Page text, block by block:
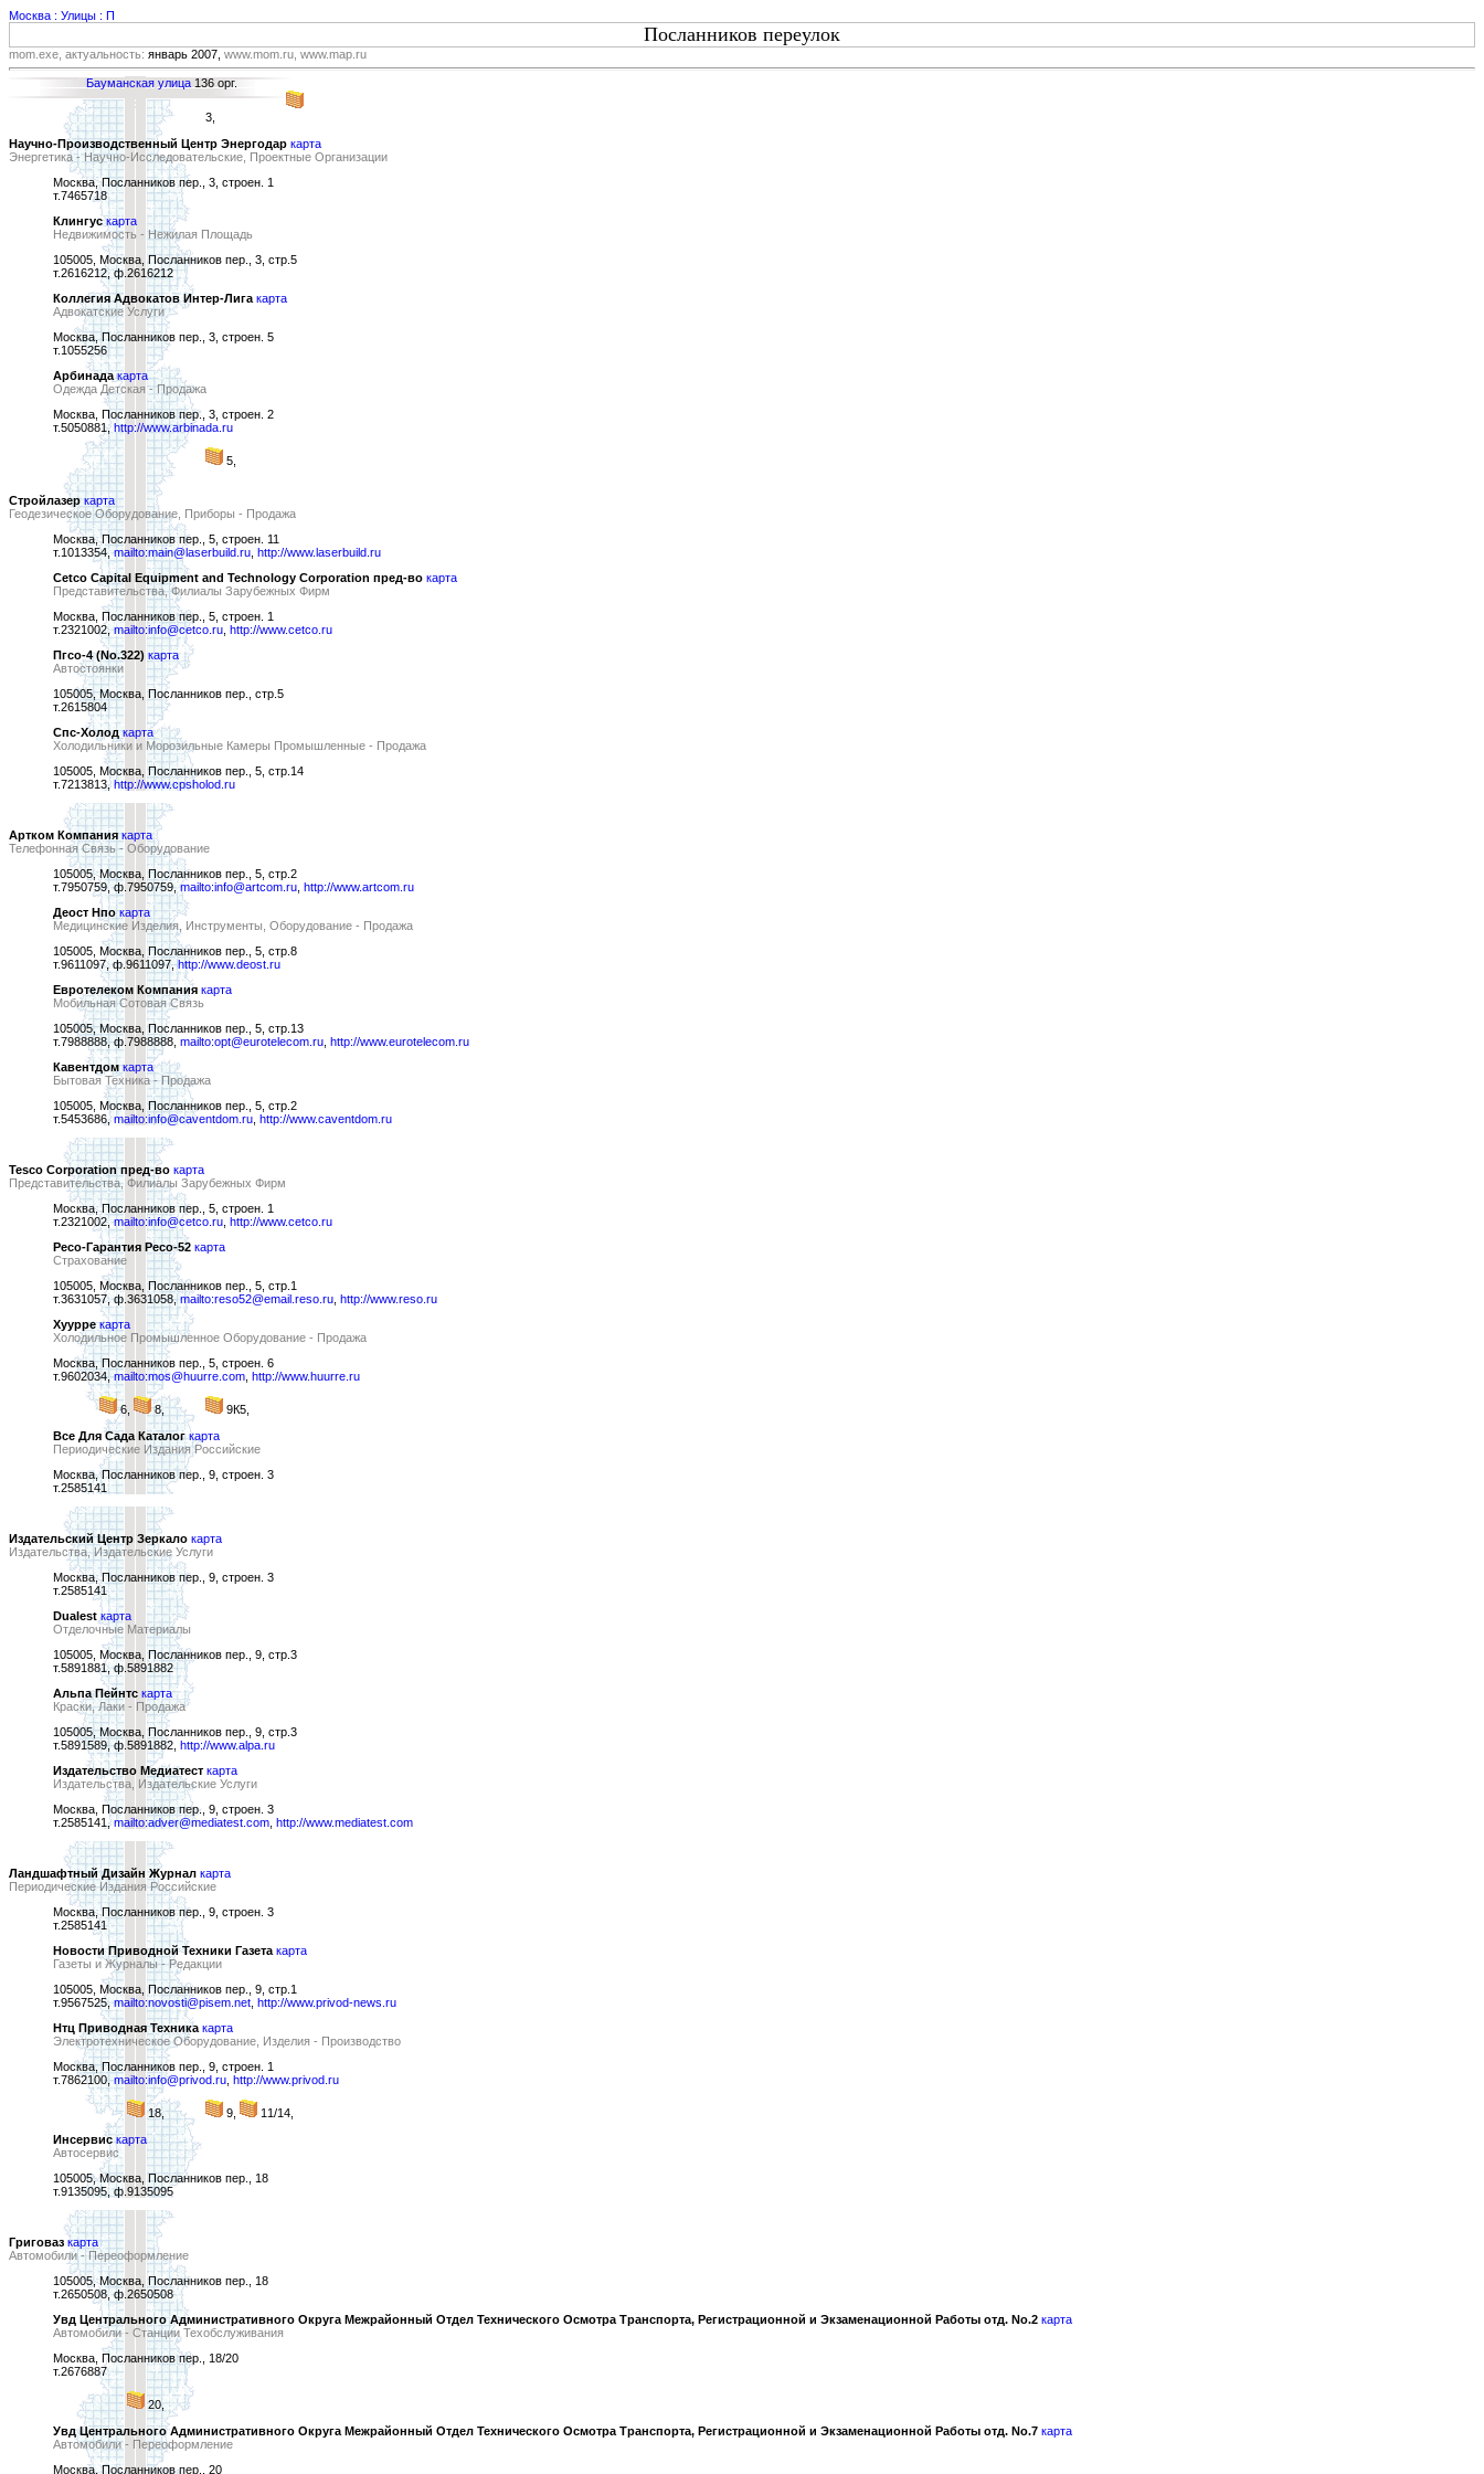
Москва : Улицы : П
Посланников переулок
mom.exe, актуальность: январь 2007, www.mom.ru, www.map.ru
Бауманская улица 136 орг.
3,
Научно-Производственный Центр Энергодар карта
Энергетика - Научно-Исследовательские, Проектные Организации
Москва, Посланников пер., 3, строен. 1
т.7465718
Клингус карта
Недвижимость - Нежилая Площадь
105005, Москва, Посланников пер., 3, стр.5
т.2616212, ф.2616212
Коллегия Адвокатов Интер-Лига карта
Адвокатские Услуги
Москва, Посланников пер., 3, строен. 5
т.1055256
Арбинада карта
Одежда Детская - Продажа
Москва, Посланников пер., 3, строен. 2
т.5050881,http://www.arbinada.ru
5,
Стройлазер карта
Геодезическое Оборудование, Приборы - Продажа
Москва, Посланников пер., 5, строен. 11
т.1013354,mailto:main@laserbuild.ru http://www.laserbuild.ru
Cetco Capital Equipment and Technology Corporation пред-во карта
Представительства, Филиалы Зарубежных Фирм
Москва, Посланников пер., 5, строен. 1
т.2321002,mailto:info@cetco.ru http://www.cetco.ru
Пгсо-4 (No.322) карта
Автостоянки
105005, Москва, Посланников пер., стр.5
т.2615804
Спс-Холод карта
Холодильники и Морозильные Камеры Промышленные - Продажа
105005, Москва, Посланников пер., 5, стр.14
т.7213813,http://www.cpsholod.ru
Артком Компания карта
Телефонная Связь - Оборудование
105005, Москва, Посланников пер., 5, стр.2
т.7950759, ф.7950759,mailto:info@artcom.ru http://www.artcom.ru
Деост Нпо карта
Медицинские Изделия, Инструменты, Оборудование - Продажа
105005, Москва, Посланников пер., 5, стр.8
т.9611097, ф.9611097,http://www.deost.ru
Евротелеком Компания карта
Мобильная Сотовая Связь
105005, Москва, Посланников пер., 5, стр.13
т.7988888, ф.7988888, mailto:opt@eurotelecom.ru http://www.eurotelecom.ru
Кавентдом карта
Бытовая Техника - Продажа
105005, Москва, Посланников пер., 5, стр.2
т.5453686,mailto:info@caventdom.ru http://www.caventdom.ru
Tesco Corporation пред-во карта
Представительства, Филиалы Зарубежных Фирм
Москва, Посланников пер., 5, строен. 1
т.2321002,mailto:info@cetco.ru http://www.cetco.ru
Ресо-Гарантия Ресо-52 карта
Страхование
105005, Москва, Посланников пер., 5, стр.1
т.3631057, ф.3631058,mailto:reso52@email.reso.ru http://www.reso.ru
Хуурре карта
Холодильное Промышленное Оборудование - Продажа
Москва, Посланников пер., 5, строен. 6
т.9602034,mailto:mos@huurre.com http://www.huurre.ru
6, 8,
9К5,
Все Для Сада Каталог карта
Периодические Издания Российские
Москва, Посланников пер., 9, строен. 3
т.2585141
Издательский Центр Зеркало карта
Издательства, Издательские Услуги
Москва, Посланников пер., 9, строен. 3
т.2585141
Dualest карта
Отделочные Материалы
105005, Москва, Посланников пер., 9, стр.3
т.5891881, ф.5891882
Альпа Пейнтс карта
Краски, Лаки - Продажа
105005, Москва, Посланников пер., 9, стр.3
т.5891589, ф.5891882, http://www.alpa.ru
Издательство Медиатест карта
Издательства, Издательские Услуги
Москва, Посланников пер., 9, строен. 3
т.2585141,mailto:adver@mediatest.com http://www.mediatest.com
Ландшафтный Дизайн Журнал карта
Периодические Издания Российские
Москва, Посланников пер., 9, строен. 3
т.2585141
Новости Приводной Техники Газета карта
Газеты и Журналы - Редакции
105005, Москва, Посланников пер., 9, стр.1
т.9567525,mailto:novosti@pisem.net http://www.privod-news.ru
Нтц Приводная Техника карта
Электротехническое Оборудование, Изделия - Производство
Москва, Посланников пер., 9, строен. 1
т.7862100,mailto:info@privod.ru http://www.privod.ru
18, 9,
11/14,
Инсервис карта
Автосервис
105005, Москва, Посланников пер., 18
т.9135095, ф.9135095
Григоваз карта
Автомобили - Переоформление
105005, Москва, Посланников пер., 18
т.2650508, ф.2650508
Увд Центрального Административного Округа Межрайонный Отдел Технического Осмотра Транспорта, Регистрационной и Экзаменационной Работы отд. No.2 карта
Автомобили - Станции Техобслуживания
Москва, Посланников пер., 18/20
т.2676887
20,
Увд Центрального Административного Округа Межрайонный Отдел Технического Осмотра Транспорта, Регистрационной и Экзаменационной Работы отд. No.7 карта
Автомобили - Переоформление
Москва, Посланников пер., 20